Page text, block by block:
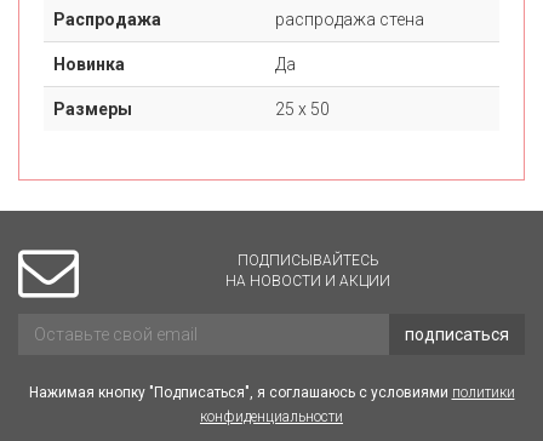
Распродажа распродажа стена
Новинка Да
Размеры 25 х 50
ПОДПИСЫВАЙТЕСЬ
НА НОВОСТИ И АКЦИИ
подписаться
Нажимая кнопку "Подписаться", я соглашаюсь с условиями политики
конфиденциальности